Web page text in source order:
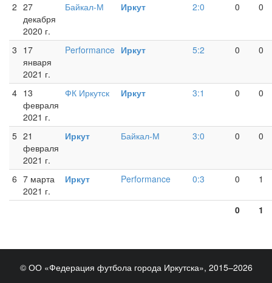
2 27
декабря
2020 г.
Байкал-М Иркут 2:0 0 0
3 17
января
2021 г.
Performance Иркут 5:2 0 0
4 13
февраля
2021 г.
ФК Иркутск Иркут 3:1 0 0
5 21
февраля
2021 г.
Иркут Байкал-М 3:0 0 0
6 7 марта
2021 г.
Иркут Performance 0:3 0 1
0 1
© ОО «Федерация футбола города Иркутска», 2015–2026